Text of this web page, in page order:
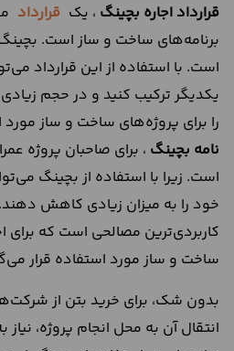
قرارداد اجاره بچینگ ، یک قرارداد
برنامه‌های ساخت و ساز است.
است. با استفاده از این قرارداد
یکدیگر ترکیب کنید و در حجم
را برای پروژه‌‌های ساخت و ساز مورد
نامه بچینگ ، برای صاحبان پروژه
است. زیرا با استفاده از بچینگ
خود را به میزان زیادی کاهش
کاربردی‌ترین مصالحی است که برای
ساخت و ساز مورد استفاده قرار
بدون شک، برای خرید بتن از
انتقال آن به محل انجام پروژه،